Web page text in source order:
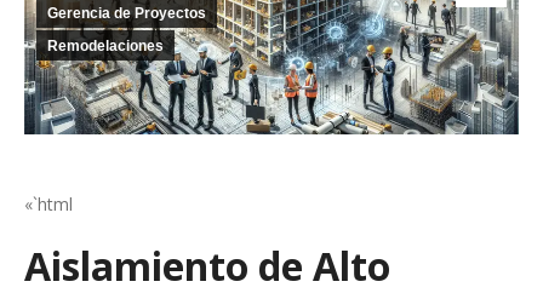
Gerencia de Proyectos
Remodelaciones
«`html
Aislamiento de Alto